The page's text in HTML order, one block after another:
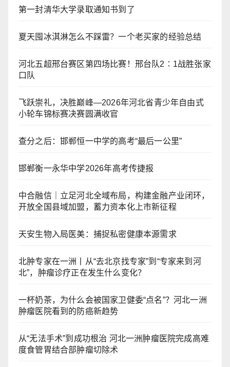
第一封清华大学录取通知书到了
夏天囤冰淇淋怎么不踩雷？一个老买家的经验总结
河北五超邢台赛区第四场比赛！邢台队2∶1战胜张家
口队
飞跃崇礼，决胜巅峰—2026年河北省青少年自由式
小轮车锦标赛决赛圆满收官
查分之后：邯郸恒一中学的高考“最后一公里”
邯郸衡一永华中学2026年高考传捷报
中合融信｜立足河北全域布局，构建金融产业闭环，
开放全国县域加盟，蓄力资本化上市新征程
天安生物入局医美：捕捉私密健康本源需求
北肿专家在一洲丨从“去北京找专家”到“专家来到河
北”，肿瘤诊疗正在发生什么变化？
一杯奶茶，为什么会被国家卫健委“点名”？河北一洲
肿瘤医院看到的防癌新趋势
从“无法手术”到成功根治 河北一洲肿瘤医院完成高难
度食管胃结合部肿瘤切除术